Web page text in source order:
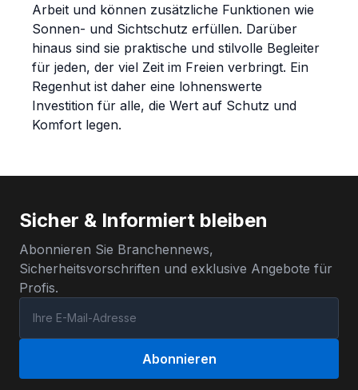
Arbeit und können zusätzliche Funktionen wie
Sonnen- und Sichtschutz erfüllen. Darüber
hinaus sind sie praktische und stilvolle Begleiter
für jeden, der viel Zeit im Freien verbringt. Ein
Regenhut ist daher eine lohnenswerte
Investition für alle, die Wert auf Schutz und
Komfort legen.
Sicher & Informiert bleiben
Abonnieren Sie Branchennews,
Sicherheitsvorschriften und exklusive Angebote für
Profis.
Abonnieren